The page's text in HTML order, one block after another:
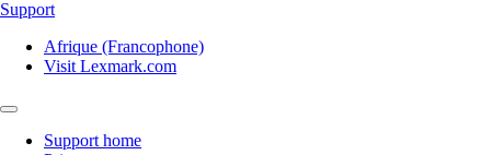
Support
Afrique (Francophone)
Visit Lexmark.com
Support home